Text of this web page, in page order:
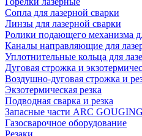
Сопла для лазерной сварки
Линзы для лазерной сварки
Ролики подающего механизма
Каналы направляющие для
Уплотнительные кольца для
Дуговая строжка и
Воздушно-дуговая строжка и
Экзотермическая резка
Подводная сварка и резка
Запасные части ARC
Газосварочное оборудование
Резаки